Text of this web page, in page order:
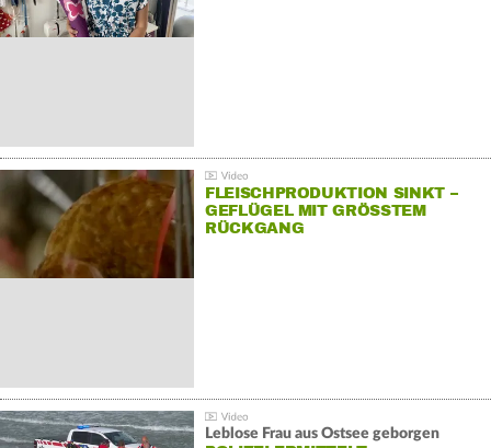
FLEISCHPRODUKTION SINKT –
GEFLÜGEL MIT GRÖSSTEM R
ÜCKGANG
Leblose Frau aus Ostsee geborgen